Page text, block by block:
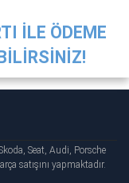
İLE ÖDEME
Seat, Audi, Porsche
satışını yapmaktadır.